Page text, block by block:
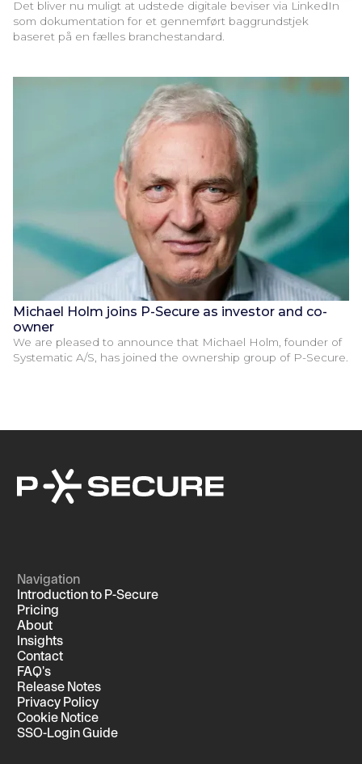
Det bliver nu muligt at udstede digitale beviser via LinkedIn
som dokumentation for et gennemført baggrundstjek
baseret på en fælles branchestandard.
Michael Holm joins P-Secure as investor and co-
owner
We are pleased to announce that Michael Holm, founder of
Systematic A/S, has joined the ownership group of P-Secure.
Navigation
Introduction to P-Secure
Pricing
About
Insights
Contact
FAQ's
Release Notes
Privacy Policy
Cookie Notice
SSO-Login Guide